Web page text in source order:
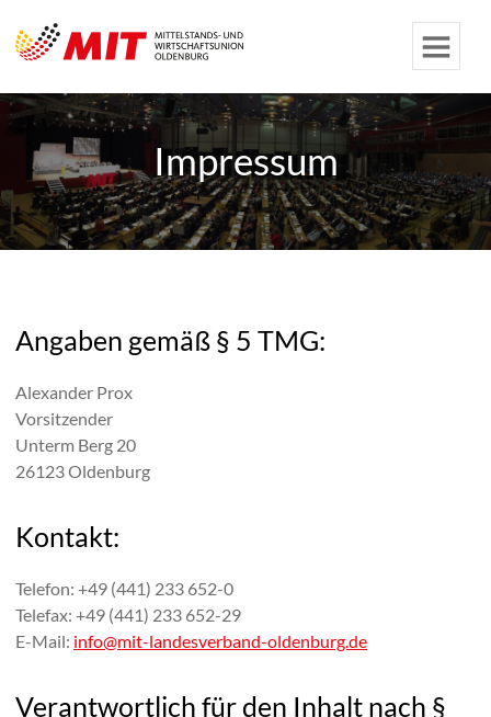
Impressum
Angaben gemäß § 5 TMG:
Alexander Prox
Vorsitzender
Unterm Berg 20
26123 Oldenburg
Kontakt:
Telefon: +49 (441) 233 652-0
Telefax: +49 (441) 233 652-29
E-Mail: info@mit-landesverband-oldenburg.de
Verantwortlich für den Inhalt nach §